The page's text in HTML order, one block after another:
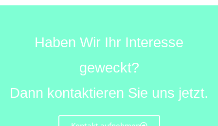
Haben Wir Ihr Interesse
geweckt?
Dann kontaktieren Sie uns jetzt.